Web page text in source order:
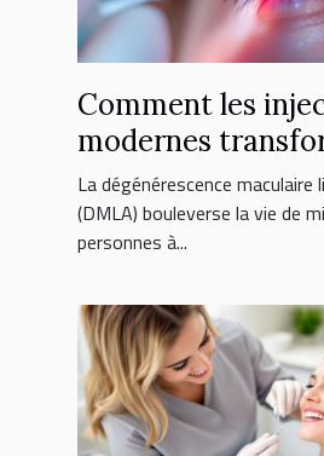
Comment les
modernes
traitement de la
La dégénérescence maculaire
(DMLA) bouleverse la vie de
personnes à...